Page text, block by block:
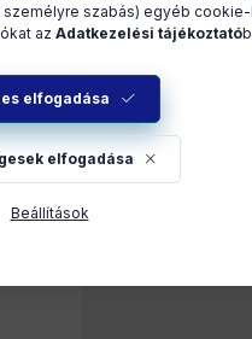
szabás) egyéb
az Adatkezelési tájékoztató
elfogadása
elfogadása
Beállítások